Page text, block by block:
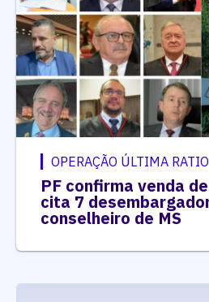
OPERAÇÃO ÚLTIMA RATIO
PF confirma venda
cita 7
conselheiro de MS